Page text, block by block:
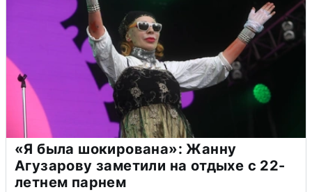
«Я была шокирована»: Жанну
Агузарову заметили на отдыхе с 22-
летнем парнем